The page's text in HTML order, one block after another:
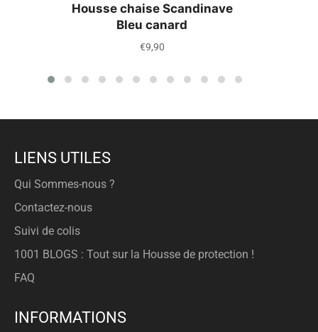
Housse chaise Scandinave
Bleu canard
Prix
€9,90
LIENS UTILES
Qui Sommes-nous ?
Contactez-nous
Suivi de colis
1001 BLOGS : Tout sur la Housse de protection !
FAQ
INFORMATIONS